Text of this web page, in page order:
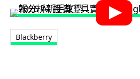
Blackberry